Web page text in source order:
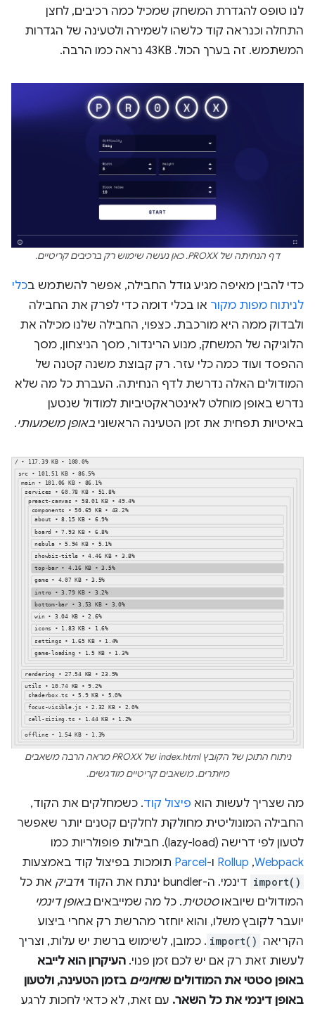
לנו טופס להגדרת המשחק שמכיל כמה רכיבים, לחצן
התחלה וכנראה קוד כלשהו לשמירה ולטעינה של הגדרות
המשתמש. זה בערך הכול. 43KB נראה כמו הרבה.
דף הנחיתה של PROXX. כאן נעשה שימוש רק ברכיבים קריטיים.
כדי להבין מאיפה מגיע גודל החבילה, אפשר להשתמש בכלי
לניתוח מפות מקור או בכלי דומה כדי לפרק את החבילה
ולבדוק ממה היא מורכבת. כצפוי, החבילה שלנו מכילה את
הלוגיקה של המשחק, מנוע הרינדור, מסך הניצחון, מסך
ההפסד ועוד כמה כלי עזר. רק קבוצת משנה קטנה של
המודולים האלה נדרשת לדף הנחיתה. העברת כל מה שלא
נדרש באופן מוחלט לאינטראקטיביות למודול שנטען
באיטיות תפחית את זמן הטעינה הראשוני באופן משמעותי.
ניתוח התוכן של הקובץ index.html של PROXX מראה הרבה משאבים
מיותרים. משאבים קריטיים מודגשים.
מה שצריך לעשות הוא פיצול קוד. כשמחלקים את הקוד,
החבילה המונוליטית מחולקת לחלקים קטנים יותר שאפשר
לטעון לפי דרישה (lazy-load). חבילות פופולריות כמו
Webpack
,‏
Rollup ו-Parcel תומכות בפיצול קוד באמצעות
import() דינמי. ה-bundler ינתח את הקוד ו ידביק את כל
המודולים שיובאוסטטית. כל מה שמייבאים באופן דינמי
יועבר לקובץ משלו, והוא יוחזר מהרשת רק אחרי ביצוע
הקריאה import() . כמובן, לשימוש ברשת יש עלות, וצריך
לעשות זאת רק אם יש לכם זמן פנוי. העיקרון הוא לייבא
באופן סטטי את המודולים שחיוניים בזמן הטעינה, ולטעון
באופן דינמי את כל השאר. עם זאת, לא כדאי לחכות לרגע